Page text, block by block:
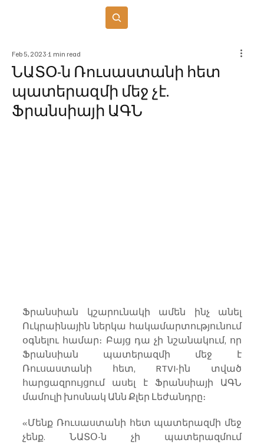
ՆԱՏՕ-ն Ռուսաստանի հետ
պատերազմի մեջ չէ.
Ֆրանսիայի ԱԳՆ
Feb 5, 2023 1 min read
Ֆրանսիան կշարունակի ամեն ինչ անել
Ուկրաինային ներկա հակամարտությունում
օգնելու համար։ Բայց դա չի նշանակում, որ
Ֆրանսիան պատերազմի մեջ է
Ռուսաստանի հետ, RTVI-ին տված
հարցազրույցում ասել է Ֆրանսիայի ԱԳՆ
մամուլի խոսնակ Անն Քլեր Լեժանդրը։
«Մենք Ռուսաստանի հետ պատերազմի մեջ
չենք. ՆԱՏՕ-ն չի պատերազմում